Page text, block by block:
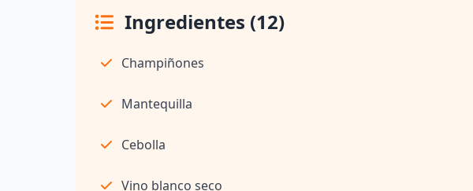
Ingredientes (12)
Champiñones
Mantequilla
Cebolla
Vino blanco seco